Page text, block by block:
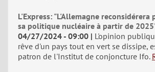
L'Express: "L'Allemagne
sa politique nucléaire à partir de
04/27/2024 - 09:00
L'opinion
rêve d'un pays tout en vert se dissipe,
patron de l'Institut de conjoncture Ifo.